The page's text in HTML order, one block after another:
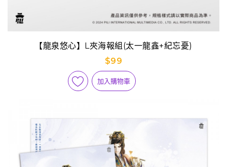
【龍泉悠心】L夾海報組(太一龍鑫+紀忘憂)
$99
加入購物車